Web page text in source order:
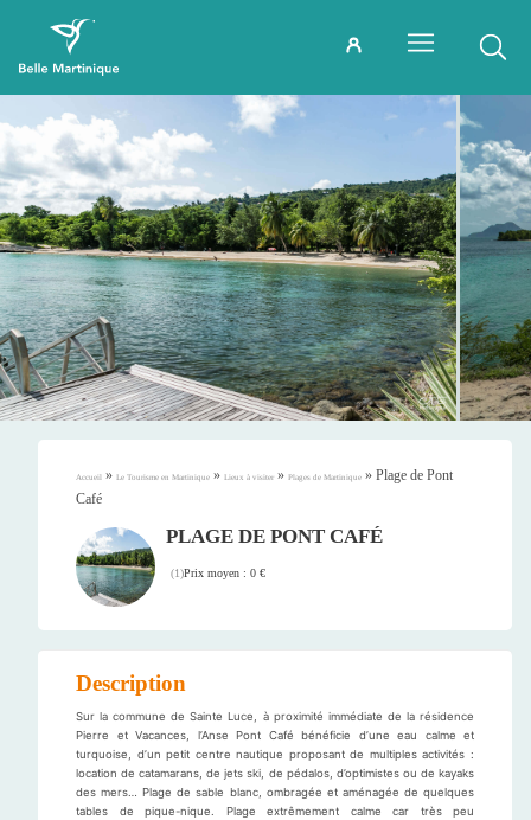
Accueil » Le Tourisme en Martinique » Lieux à visiter » Plages de Martinique » Plage de Pont
Café
PLAGE DE PONT CAFÉ
(1)Prix moyen : 0 €
Description
Sur la commune de Sainte Luce, à proximité immédiate de la résidence
Pierre et Vacances, l’Anse Pont Café bénéficie d’une eau calme et
turquoise, d’un petit centre nautique proposant de multiples activités :
location de catamarans, de jets ski, de pédalos, d’optimistes ou de kayaks
des mers… Plage de sable blanc, ombragée et aménagée de quelques
tables de pique-nique. Plage extrêmement calme car très peu